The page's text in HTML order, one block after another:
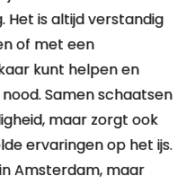
Het is altijd verstandig
of met een
kunt helpen en
Samen schaatsen
maar zorgt ook
ervaringen op het ijs.
Amsterdam, maar